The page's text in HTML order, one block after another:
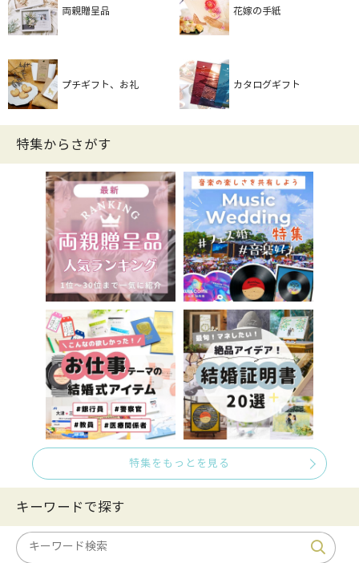
両親贈呈品 花嫁の手紙
プチギフト、お礼 カタログギフト
特集からさがす
特集をもっとを見る
キーワードで探す